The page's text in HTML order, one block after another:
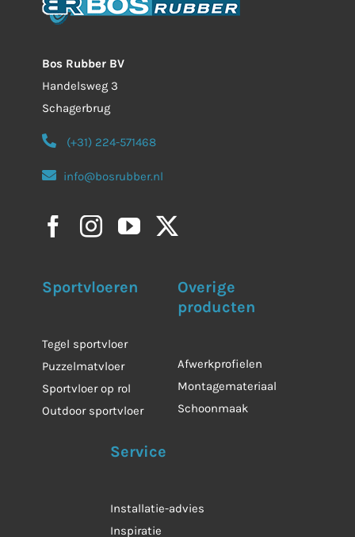
Bos Rubber BV
Handelsweg 3
Schagerbrug
(+31) 224-571468
info@bosrubber.nl
Sportvloeren
Tegel sportvloer
Puzzelmatvloer
Sportvloer op rol
Outdoor sportvloer
Overige
producten
Afwerkprofielen
Montagemateriaal
Schoonmaak
Service
Installatie-advies
Inspiratie